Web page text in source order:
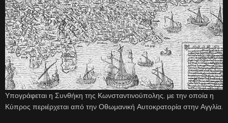
Υπογράφεται η Συνθήκη της Κωνσταντινούπολης, με την οποία η
Κύπρος περιέρχεται από την Οθωμανική Αυτοκρατορία στην Αγγλία.